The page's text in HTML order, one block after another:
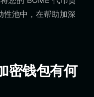
池中，在帮助加深
密钱包有何